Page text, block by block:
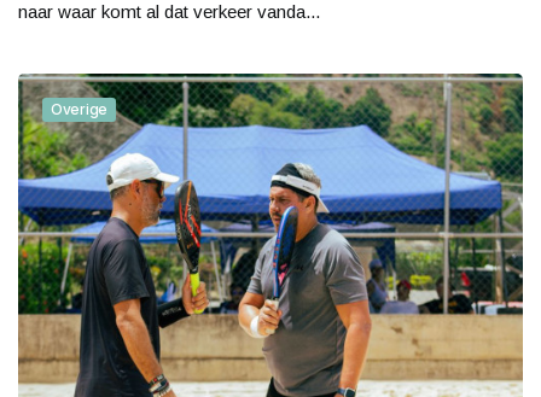
naar waar komt al dat verkeer vanda...
Overige